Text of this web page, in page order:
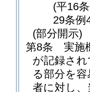
(平16
29条例
(部分開示)
第8条
実施
が記録さ
る部分を
者に対し